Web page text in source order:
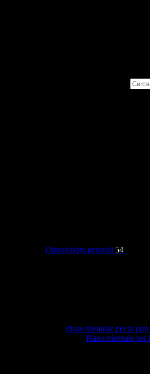
Disposizioni generali 54
Piano triennale per la
Piano triennale per